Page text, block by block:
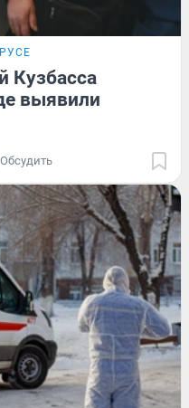
Кузбасса
выявили
Обсудить